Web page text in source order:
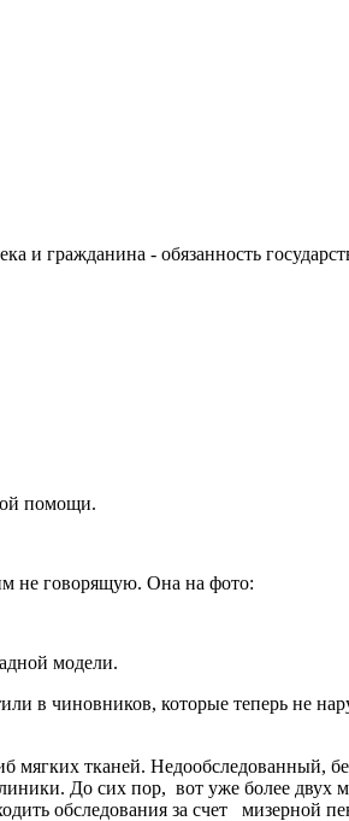
и гражданина - обязанность
помощи.
не говорящую. Она на фото:
модели.
в чиновников, которые теперь не
тканей. Недообследованный,
До сих пор, вот уже более двух
обследования за счет мизерной